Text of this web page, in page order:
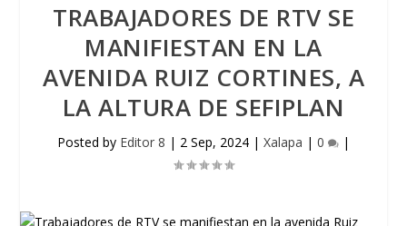
TRABAJADORES DE RTV SE
MANIFIESTAN EN LA
AVENIDA RUIZ CORTINES, A
LA ALTURA DE SEFIPLAN
Posted by Editor 8 | 2 Sep, 2024 | Xalapa | 0 |